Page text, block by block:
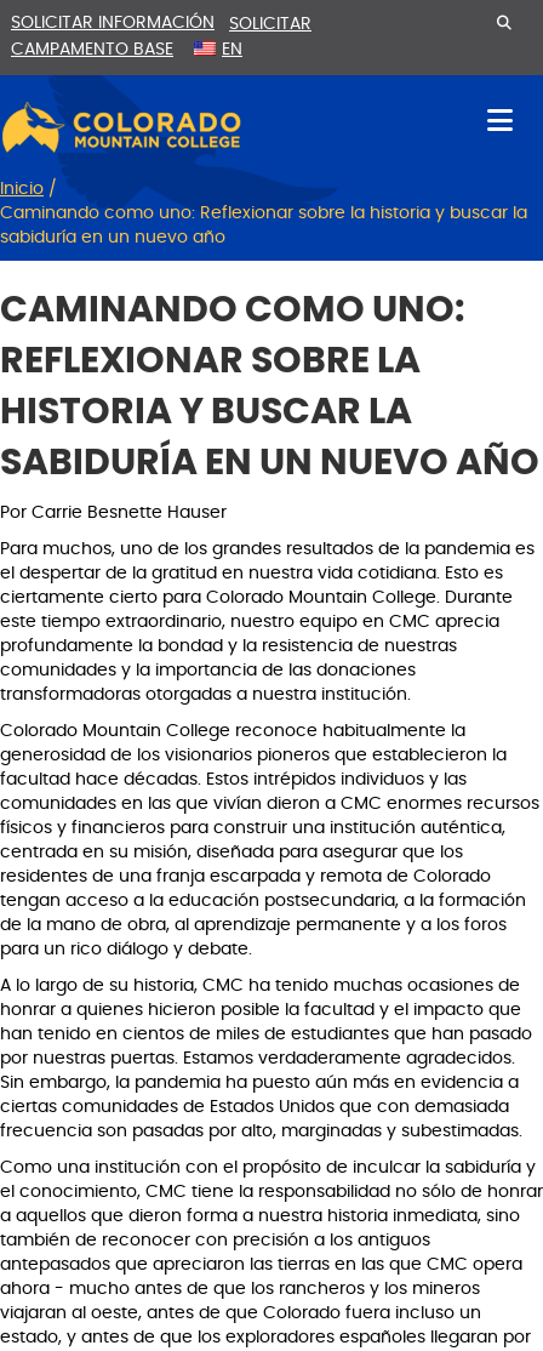
al
contenido
la
navegación
SOLICITAR INFORMACIÓN
SOLICITAR
CAMPAMENTO BASE
EN
Inicio /
Caminando como uno: Reflexionar sobre la historia y buscar la
sabiduría en un nuevo año
CAMINANDO COMO UNO:
REFLEXIONAR SOBRE LA
HISTORIA Y BUSCAR LA
SABIDURÍA EN UN NUEVO AÑO
Por Carrie Besnette Hauser
Para muchos, uno de los grandes resultados de la pandemia es
el despertar de la gratitud en nuestra vida cotidiana. Esto es
ciertamente cierto para Colorado Mountain College. Durante
este tiempo extraordinario, nuestro equipo en CMC aprecia
profundamente la bondad y la resistencia de nuestras
comunidades y la importancia de las donaciones
transformadoras otorgadas a nuestra institución.
Colorado Mountain College reconoce habitualmente la
generosidad de los visionarios pioneros que establecieron la
facultad hace décadas. Estos intrépidos individuos y las
comunidades en las que vivían dieron a CMC enormes recursos
físicos y financieros para construir una institución auténtica,
centrada en su misión, diseñada para asegurar que los
residentes de una franja escarpada y remota de Colorado
tengan acceso a la educación postsecundaria, a la formación
de la mano de obra, al aprendizaje permanente y a los foros
para un rico diálogo y debate.
A lo largo de su historia, CMC ha tenido muchas ocasiones de
honrar a quienes hicieron posible la facultad y el impacto que
han tenido en cientos de miles de estudiantes que han pasado
por nuestras puertas. Estamos verdaderamente agradecidos.
Sin embargo, la pandemia ha puesto aún más en evidencia a
ciertas comunidades de Estados Unidos que con demasiada
frecuencia son pasadas por alto, marginadas y subestimadas.
Como una institución con el propósito de inculcar la sabiduría y
el conocimiento, CMC tiene la responsabilidad no sólo de honrar
a aquellos que dieron forma a nuestra historia inmediata, sino
también de reconocer con precisión a los antiguos
antepasados que apreciaron las tierras en las que CMC opera
ahora - mucho antes de que los rancheros y los mineros
viajaran al oeste, antes de que Colorado fuera incluso un
estado, y antes de que los exploradores españoles llegaran por